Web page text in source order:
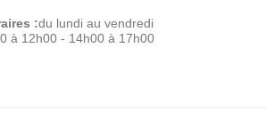
:du lundi au vendredi
à 12h00 - 14h00 à 17h00